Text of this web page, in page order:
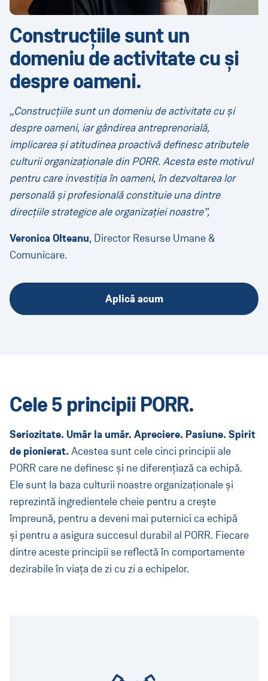
Construcțiile sunt un
domeniu de activitate cu și
despre oameni.
„Construcțiile sunt un domeniu de activitate cu și
despre oameni, iar gândirea antreprenorială,
implicarea și atitudinea proactivă definesc atributele
culturii organizaționale din PORR. Acesta este motivul
pentru care investiția în oameni, în dezvoltarea lor
personală și profesională constituie una dintre
direcțiile strategice ale organizației noastre”,
Veronica Olteanu, Director Resurse Umane &
Comunicare.
Aplică acum
Cele 5 principii PORR.
Seriozitate. Umăr la umăr. Apreciere. Pasiune. Spirit
de pionierat. Acestea sunt cele cinci principii ale
PORR care ne definesc și ne diferențiază ca echipă.
Ele sunt la baza culturii noastre organizaționale și
reprezintă ingredientele cheie pentru a crește
împreună, pentru a deveni mai puternici ca echipă
și pentru a asigura succesul durabil al PORR. Fiecare
dintre aceste principii se reflectă în comportamente
dezirabile în viața de zi cu zi a echipelor.